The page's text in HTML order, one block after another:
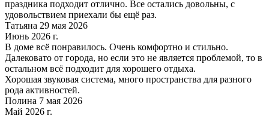
праздника подходит отлично. Все остались довольны, с
удовольствием приехали бы ещё раз.
Татьяна 29 мая 2026
Июнь 2026 г.
В доме всё понравилось. Очень комфортно и стильно.
Далековато от города, но если это не является проблемой, то в
остальном всё подходит для хорошего отдыха.
Хорошая звуковая система, много пространства для разного
рода активностей.
Полина 7 мая 2026
Май 2026 г.